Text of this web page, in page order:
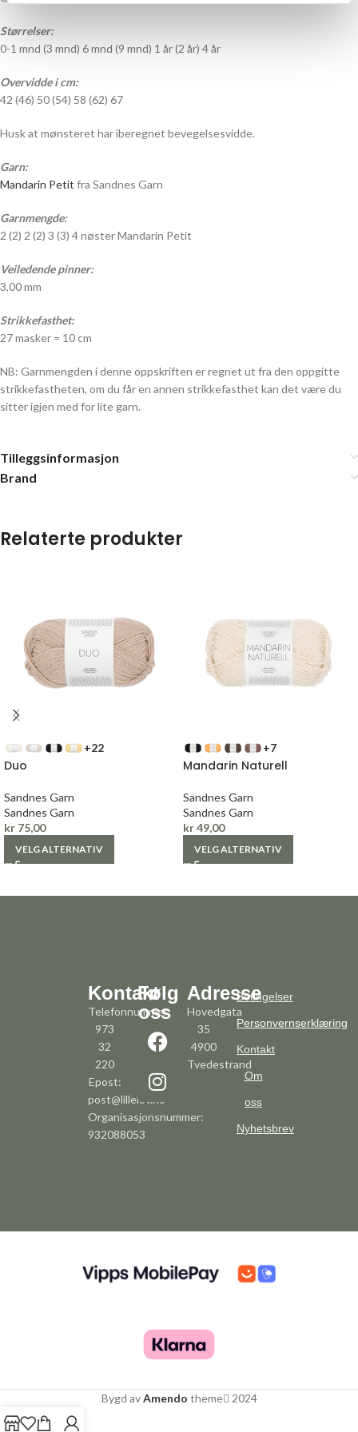
Størrelser:
0-1 mnd (3 mnd) 6 mnd (9 mnd) 1 år (2 år) 4 år
Overvidde i cm:
42 (46) 50 (54) 58 (62) 67
Husk at mønsteret har iberegnet bevegelsesvidde.
Garn:
Mandarin Petit fra Sandnes Garn
Garnmengde:
2 (2) 2 (2) 3 (3) 4 nøster Mandarin Petit
Veiledende pinner:
3,00 mm
Strikkefasthet:
27 masker = 10 cm
NB: Garnmengden i denne oppskriften er regnet ut fra den oppgitte
strikkefastheten, om du får en annen strikkefasthet kan det være du
sitter igjen med for lite garn.
Tilleggsinformasjon
Brand
Relaterte produkter
+22
Duo
Sandnes Garn
Sandnes Garn
kr 75,00
VELG ALTERNATIV
+7
Mandarin Naturell
Sandnes Garn
Sandnes Garn
kr49,00
VELG ALTERNATIV
Kontakt
Telefonnummer:
973
32
220
Epost:
post@lillelov.no
Organisasjonsnummer:
932088053
Følg
oss
Adresse
Hovedgata
35
4900
Tvedestrand
Betingelser
Personvernserklæring
Kontakt
Om
oss
Nyhetsbrev
Bygd avAmendo theme 2024